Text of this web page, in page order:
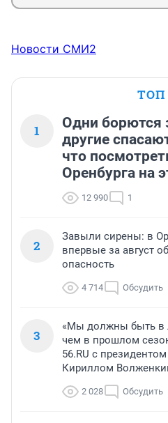
Новости СМИ2
ТОП
1
Одни борются
другие
что
Оренбурга на
12 990 1
2
Завыли сирены: в
впервые за август
опасность
4 714 Обсудить
3
«Мы должны быть в
чем в прошлом
56.RU с
Кириллом
2 028 Обсудить